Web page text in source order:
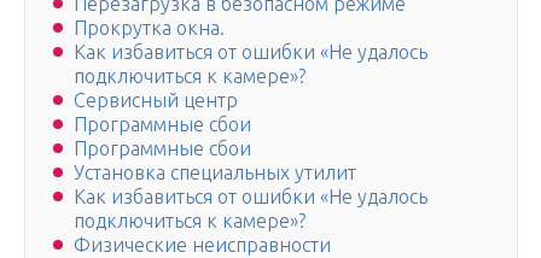
Прокрутка окна.
Как избавиться от ошибки «Не удалось
подключиться к камере»?
Сервисный центр
Программные сбои
Программные сбои
Установка специальных утилит
Как избавиться от ошибки «Не удалось
подключиться к камере»?
Физические неисправности